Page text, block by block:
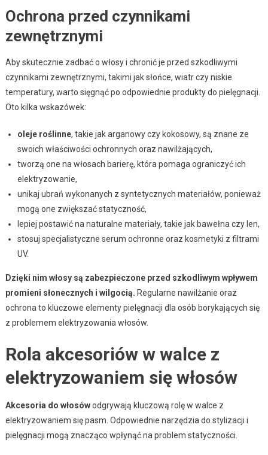
Ochrona przed czynnikami
zewnętrznymi
Aby skutecznie zadbać o włosy i chronić je przed szkodliwymi
czynnikami zewnętrznymi, takimi jak słońce, wiatr czy niskie
temperatury, warto sięgnąć po odpowiednie produkty do pielęgnacji.
Oto kilka wskazówek:
oleje roślinne, takie jak arganowy czy kokosowy, są znane ze
swoich właściwości ochronnych oraz nawilżających,
tworzą one na włosach barierę, która pomaga ograniczyć ich
elektryzowanie,
unikaj ubrań wykonanych z syntetycznych materiałów, ponieważ
mogą one zwiększać statyczność,
lepiej postawić na naturalne materiały, takie jak bawełna czy len,
stosuj specjalistyczne serum ochronne oraz kosmetyki z filtrami
UV.
Dzięki nim włosy są zabezpieczone przed szkodliwym wpływem
promieni słonecznych i wilgocią. Regularne nawilżanie oraz
ochrona to kluczowe elementy pielęgnacji dla osób borykających się
z problemem elektryzowania włosów.
Rola akcesoriów w walce z
elektryzowaniem się włosów
Akcesoria do włosówodgrywają kluczową rolę w walce z
elektryzowaniem się pasm. Odpowiednie narzędzia do stylizacji i
pielęgnacji mogą znacząco wpłynąć na problem statyczności.